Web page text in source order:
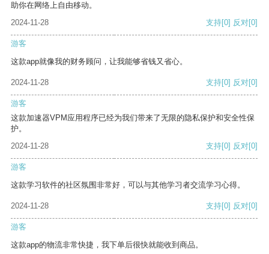
助你在网络上自由移动。
2024-11-28
支持[0] 反对[0]
游客
这款app就像我的财务顾问，让我能够省钱又省心。
2024-11-28 支持[0] 反对[0]
游客
这款加速器VPM应用程序已经为我们带来了无限的隐私保护和安全性保
护。
2024-11-28
支持[0] 反对[0]
游客
这款学习软件的社区氛围非常好，可以与其他学习者交流学习心得。
2024-11-28 支持[0] 反对[0]
游客
这款app的物流非常快捷，我下单后很快就能收到商品。